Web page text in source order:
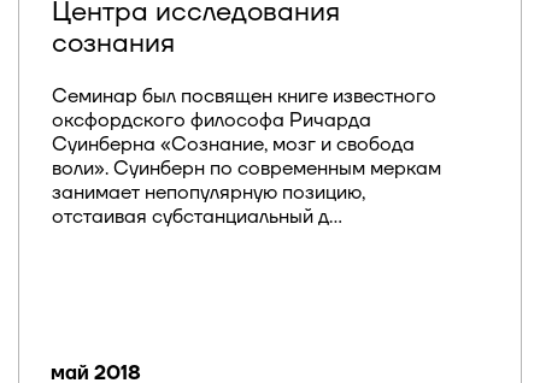
Центра исследования
сознания
Семинар был посвящен книге известного
оксфордского философа Ричарда
Суинберна «Сознание, мозг и свобода
воли». Суинберн по современным меркам
занимает непопулярную позицию,
отстаивая субстанциальный д...
май 2018